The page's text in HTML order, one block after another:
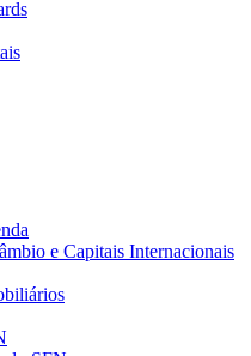
e Capitais Internacionais